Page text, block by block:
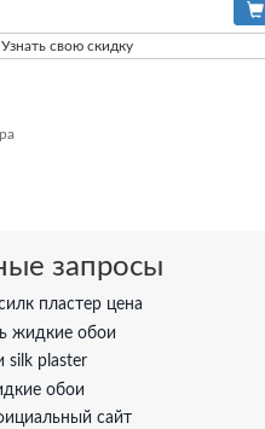
Узнать свою скидку
запросы
пластер цена
жидкие обои
silk plaster
обои
сайт